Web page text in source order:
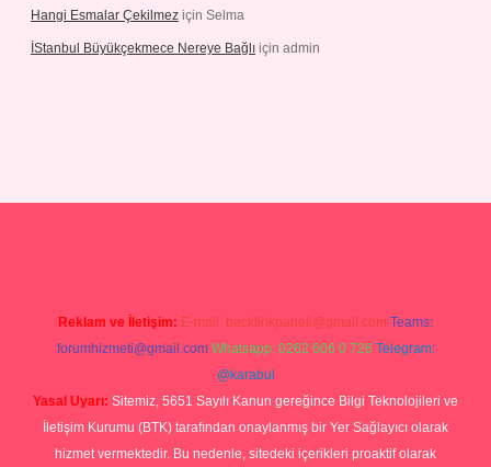
Hangi Esmalar Çekilmez için Selma
İStanbul Büyükçekmece Nereye Bağlı için admin
Reklam ve İletişim: E-mail: backlinkpaneli@gmail.com Teams:
forumhizmeti@gmail.com Whatsapp: 0262 606 0 726 Telegram:
@karabul
Yasal Uyarı: Sitemiz, 5651 Sayılı Kanun gereğince Bilgi Teknolojileri ve
İletişim Kurumu (BTK) tarafından onaylanmış bir Yer Sağlayıcı olarak
hizmet vermektedir. Bu nedenle, sitedeki içerikleri proaktif olarak